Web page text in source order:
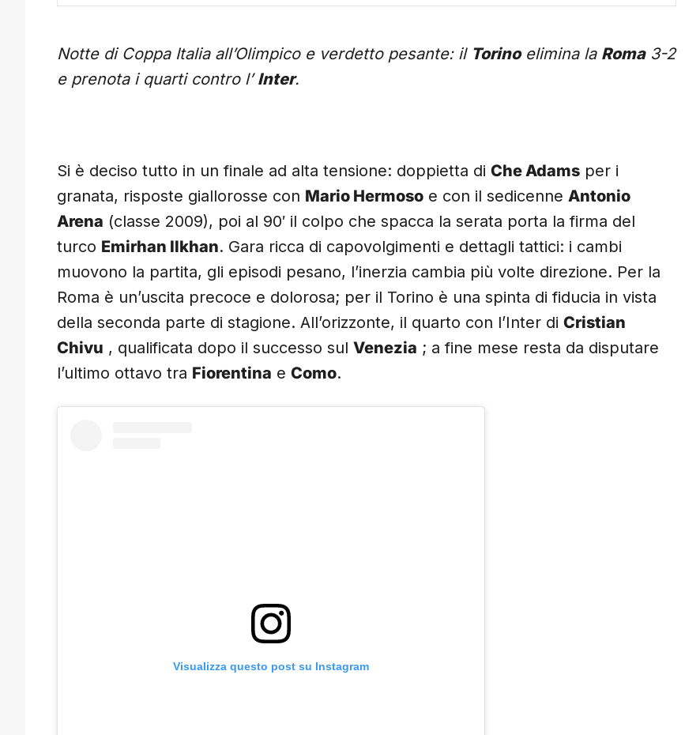
Notte di Coppa Italia all’Olimpico e verdetto pesante: il Torinoelimina la Roma3-2
e prenota i quarti contro l’Inter.
Si è deciso tutto in un finale ad alta tensione: doppietta di Che Adams per i
granata, risposte giallorosse con Mario Hermoso e con il sedicenne Antonio
Arena (classe 2009), poi al 90′ il colpo che spacca la serata porta la firma del
turco Emirhan Ilkhan. Gara ricca di capovolgimenti e dettagli tattici: i cambi
muovono la partita, gli episodi pesano, l’inerzia cambia più volte direzione. Per la
Roma è un’uscita precoce e dolorosa; per il Torino è una spinta di fiducia in vista
della seconda parte di stagione. All’orizzonte, il quarto con l’Inter di Cristian
Chivu , qualificata dopo il successo sul Venezia ; a fine mese resta da disputare
l’ultimo ottavo tra Fiorentina e Como.
Visualizza questo post su Instagram